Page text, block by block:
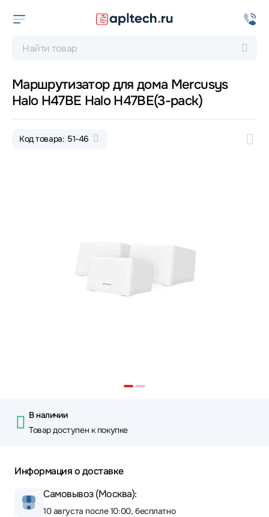
Маршрутизатор для дома Mercusys
Halo H47BE Halo H47BE(3-pack)
Код товара: 51-46
В наличии
Товар доступен к покупке
Информация о доставке
Самовывоз (Москва):
10 августа после 10:00, бесплатно